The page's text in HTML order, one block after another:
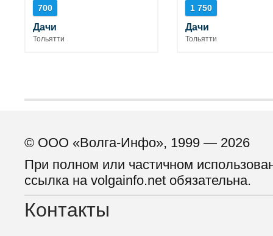
700
Дачи
Тольятти
1 750
Дачи
Тольятти
© ООО «Волга-Инфо», 1999 — 2026
При полном или частичном
ссылка на volgainfo.net обязательна.
Контакты